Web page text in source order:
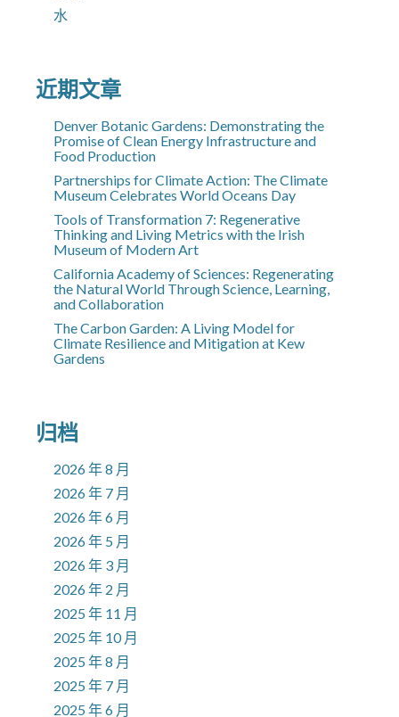
水
近期文章
Denver Botanic Gardens: Demonstrating the
Promise of Clean Energy Infrastructure and
Food Production
Partnerships for Climate Action: The Climate
Museum Celebrates World Oceans Day
Tools of Transformation 7: Regenerative
Thinking and Living Metrics with the Irish
Museum of Modern Art
California Academy of Sciences: Regenerating
the Natural World Through Science, Learning,
and Collaboration
The Carbon Garden: A Living Model for
Climate Resilience and Mitigation at Kew
Gardens
归档
2026 年 8 月
2026 年 7 月
2026 年 6 月
2026 年 5 月
2026 年 3 月
2026 年 2 月
2025 年 11 月
2025 年 10 月
2025 年 8 月
2025 年 7 月
2025 年 6 月